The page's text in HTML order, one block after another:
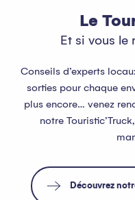
Le
Et si vous le
Conseils d’experts
sorties pour chaque
plus encore… venez
notre
Découvrez